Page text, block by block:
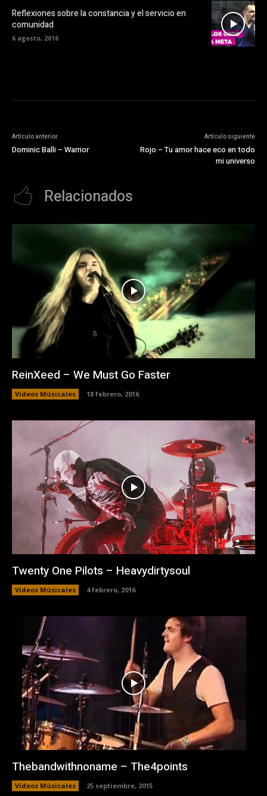
Reflexiones sobre la constancia y el servicio en
comunidad
6 agosto, 2016
Artículo anterior
Dominic Balli – Warrior
Artículo siguiente
Rojo – Tu amor hace eco en todo
mi universo
Relacionados
ReinXeed – We Must Go Faster
Videos Músicales 18 febrero, 2016
Twenty One Pilots – Heavydirtysoul
Videos Músicales 4 febrero, 2016
Thebandwithnoname – The4points
Videos Músicales 25 septiembre, 2015